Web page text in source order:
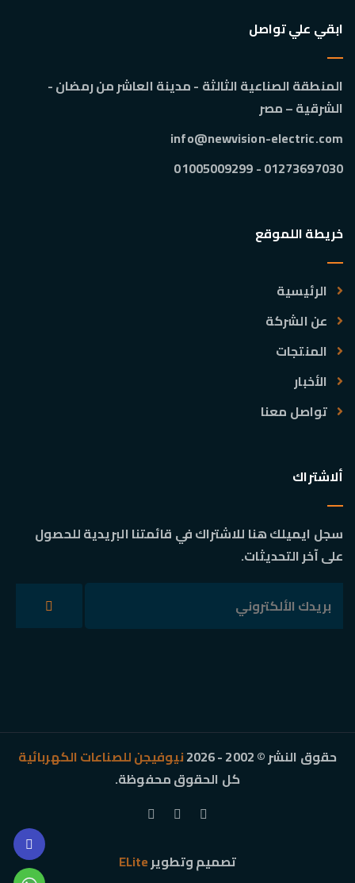
ابقي علي تواصل
المنطقة الصناعية الثالثة - مدينة العاشر من رمضان -
الشرقية – مصر
info@newvision-electric.com
01273697030 - 01005009299
خريطة اللموقع
الرئيسية
عن الشركة
المنتجات
الأخبار
تواصل معنا
ألاشتراك
سجل ايميلك هنا للاشتراك في قائمتنا البريدية للحصول
على آخر التحديثات.
حقوق النشر © 2002 - 2026
نيوفيجن للصناعات الكهربائية
كل الحقوق محفوظة.
تصميم وتطويرELite